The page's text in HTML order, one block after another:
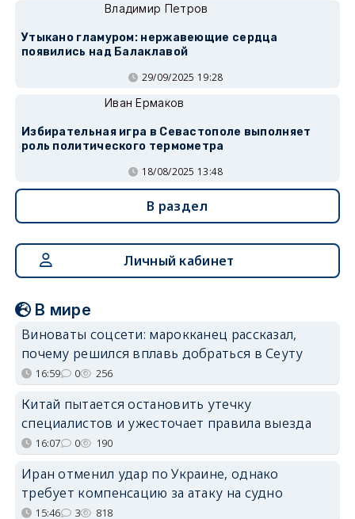
Владимир Петров
Утыкано гламуром: нержавеющие сердца
появились над Балаклавой
29/09/2025 19:28
Иван Ермаков
Избирательная игра в Севастополе выполняет
роль политического термометра
18/08/2025 13:48
В раздел
Личный кабинет
В мире
Виноваты соцсети: марокканец рассказал,
почему решился вплавь добраться в Сеуту
16:59 0 256
Китай пытается остановить утечку
специалистов и ужесточает правила выезда
16:07 0 190
Иран отменил удар по Украине, однако
требует компенсацию за атаку на судно
15:46 3 818